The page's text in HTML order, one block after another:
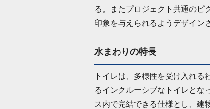
る。またプロジェクト共通のピ
印象を与えられるようデザイン
水まわりの特長
トイレは、多様性を受け入れ
るインクルーシブなトイレとな
ス内で完結できる仕様とし、建